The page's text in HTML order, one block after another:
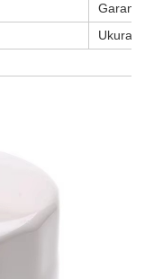
Ukuran: